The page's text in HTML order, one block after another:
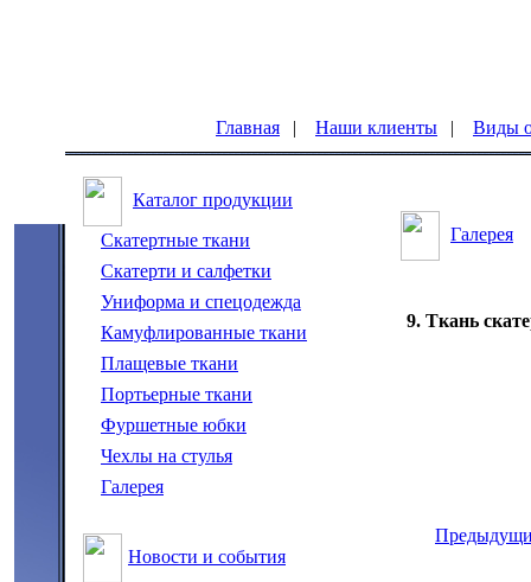
Главная | Наши клиенты | Виды
Каталог продукции
Скатертные ткани
Скатерти и салфетки
Униформа и спецодежда
Камуфлированные ткани
Плащевые ткани
Портьерные ткани
Фуршетные юбки
Чехлы на стулья
Галерея
Новости и события
Галерея
9. Ткань